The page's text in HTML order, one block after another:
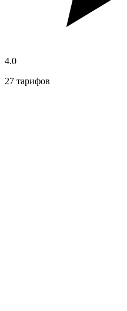
4.0
27 тарифов